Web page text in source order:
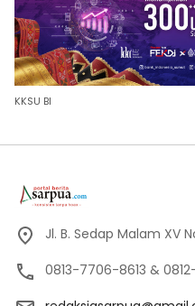
KKSU BI
Jl. B. Sedap Malam XV
0813-7706-8613 &